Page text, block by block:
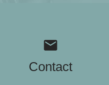
mail
Contact